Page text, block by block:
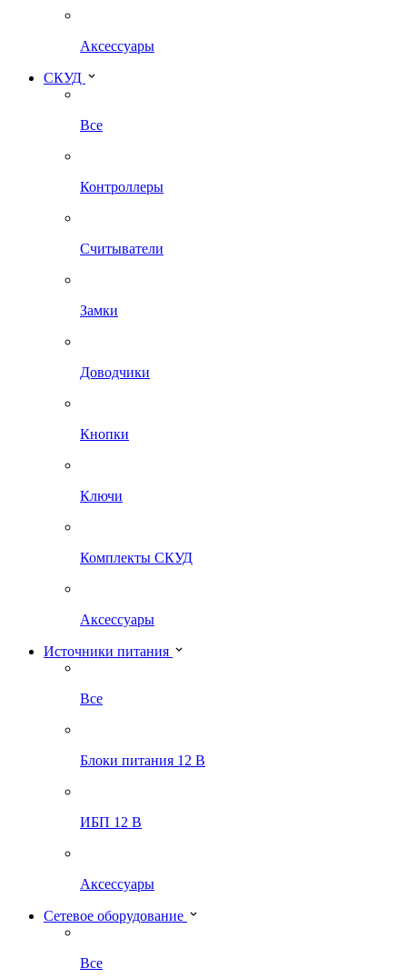
Аксессуары
СКУД
Все
Контроллеры
Считыватели
Замки
Доводчики
Кнопки
Ключи
Комплекты СКУД
Аксессуары
Источники питания
Все
Блоки питания 12 В
ИБП 12 В
Аксессуары
Сетевое оборудование
Все